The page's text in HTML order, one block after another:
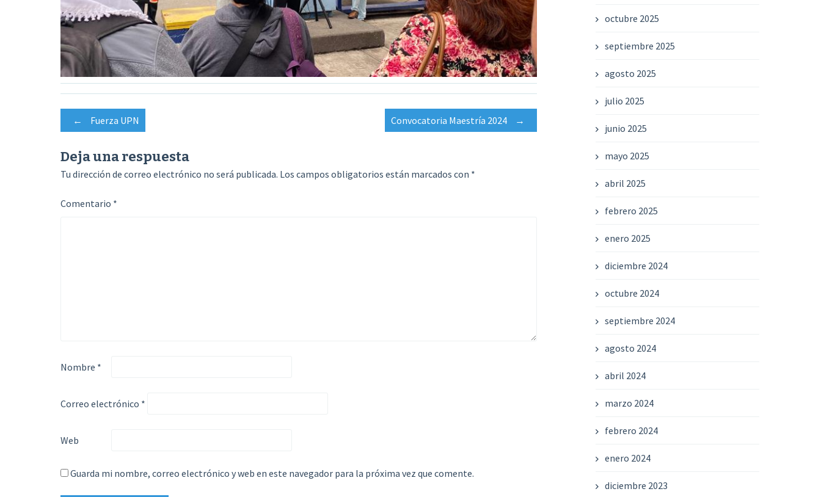
Navegación
de
entradas
← Fuerza UPN Convocatoria Maestría 2024 →
Deja una respuesta
Tu dirección de correo electrónico no será publicada. Los campos obligatorios están marcados con *
Comentario *
Nombre *
Correo electrónico *
Web
Guarda mi nombre, correo electrónico y web en este navegador para la próxima vez que comente.
octubre 2025
septiembre 2025
agosto 2025
julio 2025
junio 2025
mayo 2025
abril 2025
febrero 2025
enero 2025
diciembre 2024
octubre 2024
septiembre 2024
agosto 2024
abril 2024
marzo 2024
febrero 2024
enero 2024
diciembre 2023